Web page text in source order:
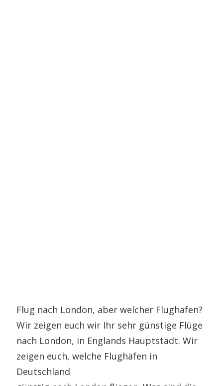
Flug nach London, aber welcher Flughafen?
Wir zeigen euch wir Ihr sehr günstige Flüge
nach London, in Englands Hauptstadt. Wir
zeigen euch, welche Flughäfen in
Deutschland